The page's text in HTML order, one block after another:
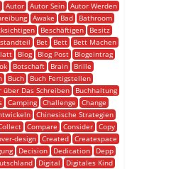
Autor Autor Sein Autor Werden
Awake Bad
Bathroom
Beschäftigen
Besitz
Bet Bett
Bett Machen
Blog Blog Post
Blogeintrag
Botschaft Brain
Brille
Buch
Buch Fertigstellen
über Das Schreiben
Buchhaltung
Camping Challenge
Change
Chinesische Strategien
Compare Consider Copy
design Created
Createspace
Decision Dedication
Depp
Digital
Digitales Kind